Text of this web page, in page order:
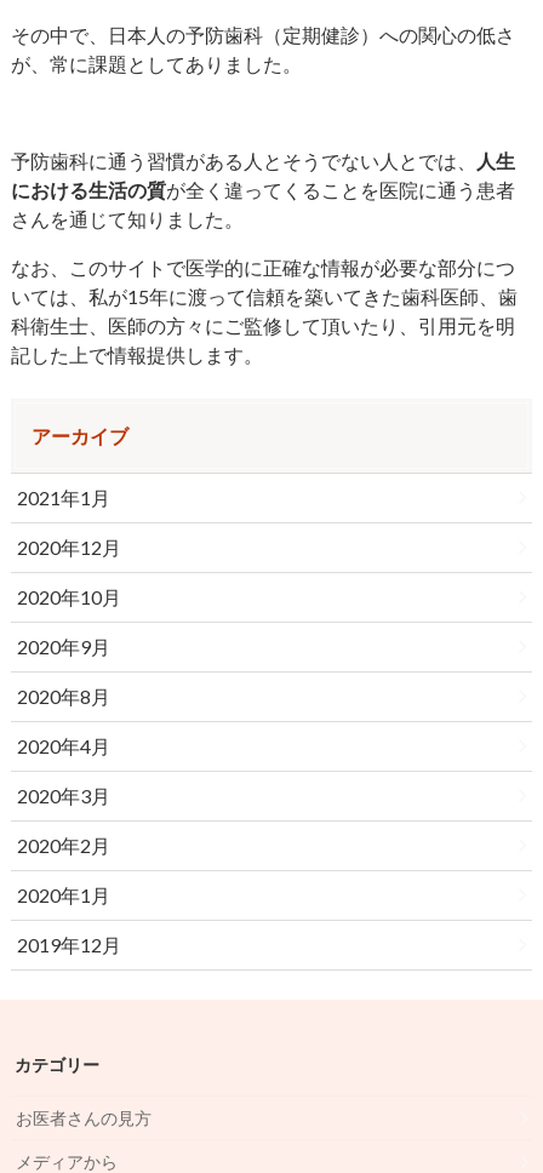
その中で、日本人の予防歯科（定期健診）への関心の低さ
が、常に課題としてありました。
予防歯科に通う習慣がある人とそうでない人とでは、
人生
における生活の質が全く違ってくることを医院に通う患者
さんを通じて知りました。
なお、このサイトで医学的に正確な情報が必要な部分につ
いては、私が15年に渡って信頼を築いてきた歯科医師、歯
科衛生士、医師の方々にご監修して頂いたり、引用元を明
記した上で情報提供します。
アーカイブ
2021年1月
2020年12月
2020年10月
2020年9月
2020年8月
2020年4月
2020年3月
2020年2月
2020年1月
2019年12月
カテゴリー
お医者さんの見方
メディアから